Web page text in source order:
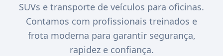
SUVs e transporte de veículos para oficinas.
Contamos com profissionais treinados e
frota moderna para garantir segurança,
rapidez e confiança.